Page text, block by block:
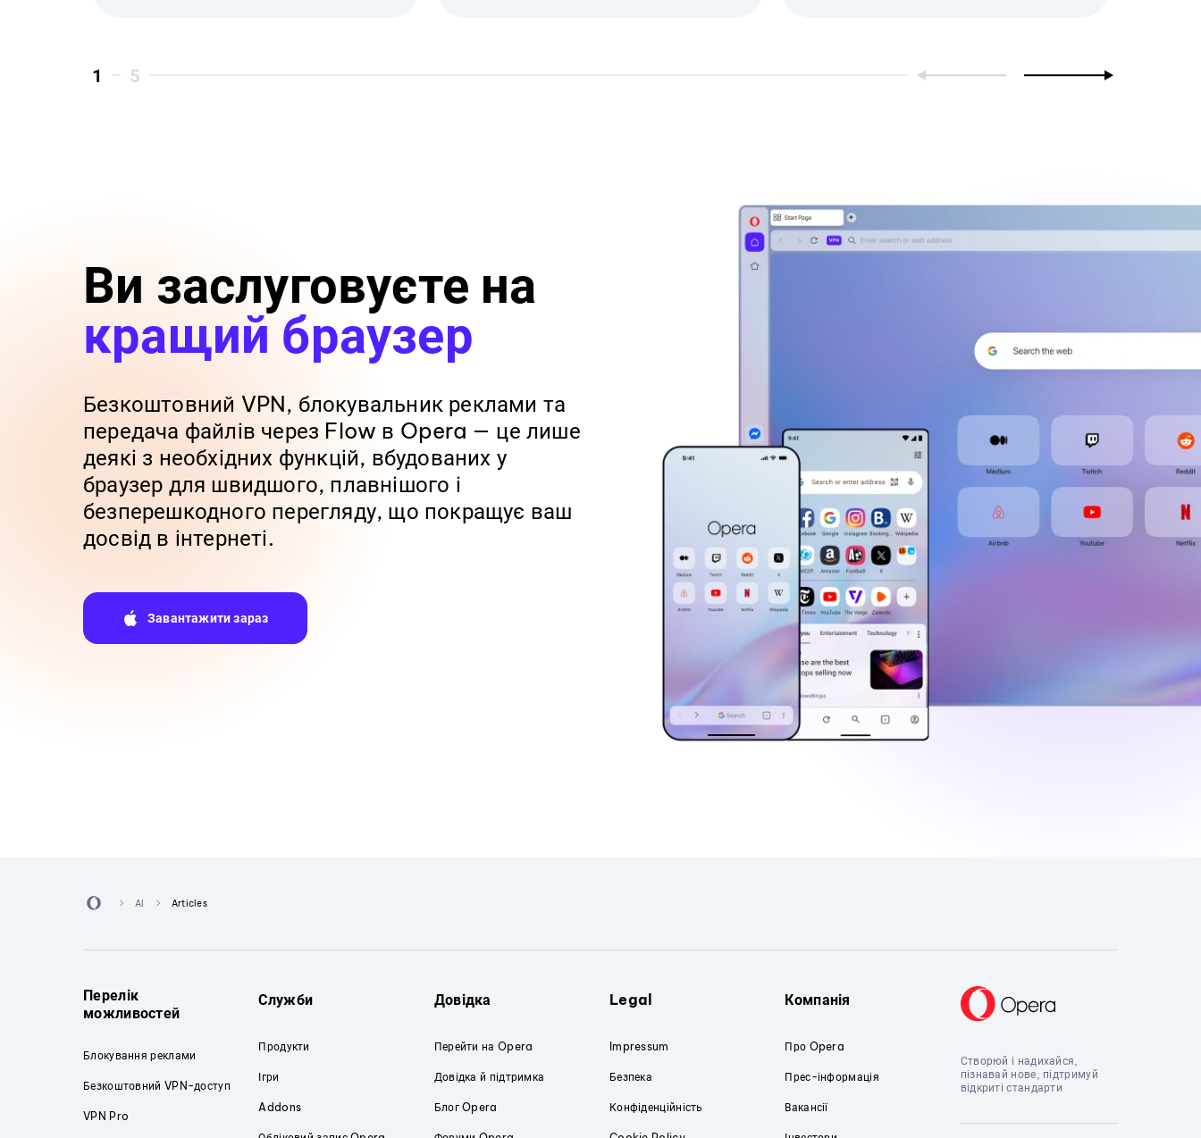
1 5
Ви заслуговуєте на
кращий браузер
Безкоштовний VPN, блокувальник реклами та
передача файлів через Flow в Opera — це лише
деякі з необхідних функцій, вбудованих у
браузер для швидшого, плавнішого і
безперешкодного перегляду, що покращує ваш
досвід в інтернеті.
Завантажити зараз
AI Articles
Перелік
можливостей
Блокування реклами
Безкоштовний VPN-доступ
VPN Pro
Служби
Продукти
Ігри
Addons
Довідка
Перейти на Opera
Довідка й підтримка
Блог Opera
Legal
Impressum
Безпека
Конфіденційність
Компанія
Про Opera
Прес-інформація
Вакансії
Створюй і надихайся,
пізнавай нове, підтримуй
відкриті стандарти